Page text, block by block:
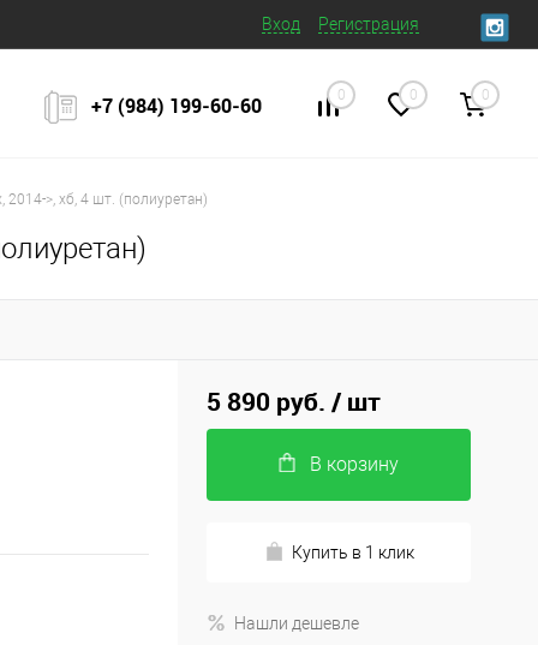
Вход Регистрация
+7 (984) 199‒60‒60 0 0 0
2014->, хб, 4 шт. (полиуретан)
5 890 руб. / шт
В корзину
Купить в 1 клик
Нашли дешевле